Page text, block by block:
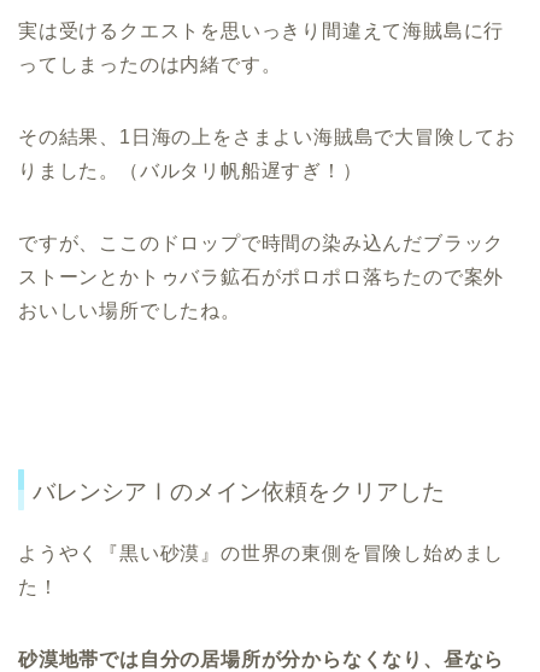
実は受けるクエストを思いっきり間違えて海賊島に行
ってしまったのは内緒です。
その結果、1日海の上をさまよい海賊島で大冒険してお
りました。（バルタリ帆船遅すぎ！）
ですが、ここのドロップで時間の染み込んだブラック
ストーンとかトゥバラ鉱石がポロポロ落ちたので案外
おいしい場所でしたね。
バレンシアⅠのメイン依頼をクリアした
ようやく『黒い砂漠』の世界の東側を冒険し始めまし
た！
砂漠地帯では自分の居場所が分からなくなり、昼なら